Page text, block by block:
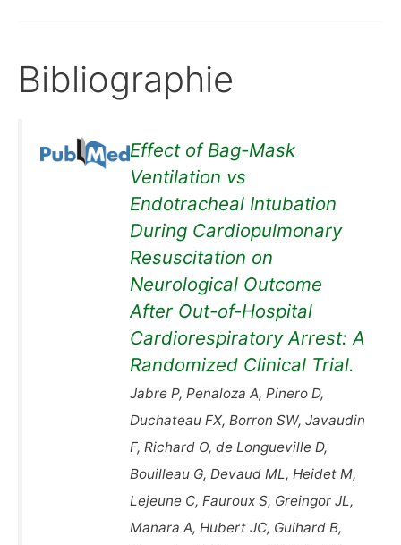
Bibliographie
Effect of Bag-Mask
Ventilation vs
Endotracheal Intubation
During Cardiopulmonary
Resuscitation on
Neurological Outcome
After Out-of-Hospital
Cardiorespiratory Arrest: A
Randomized Clinical Trial.
Jabre P, Penaloza A, Pinero D,
Duchateau FX, Borron SW, Javaudin
F, Richard O, de Longueville D,
Bouilleau G, Devaud ML, Heidet M,
Lejeune C, Fauroux S, Greingor JL,
Manara A, Hubert JC, Guihard B,